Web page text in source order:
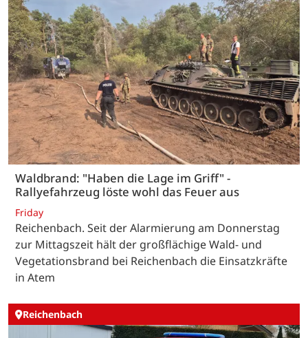
Waldbrand: "Haben die Lage im Griff" -
Rallyefahrzeug löste wohl das Feuer aus
Friday
Reichenbach. Seit der Alarmierung am Donnerstag
zur Mittagszeit hält der großflächige Wald- und
Vegetationsbrand bei Reichenbach die Einsatzkräfte
in Atem
Reichenbach